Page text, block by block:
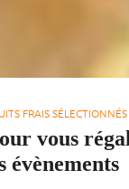
FRAIS
vous
évènements